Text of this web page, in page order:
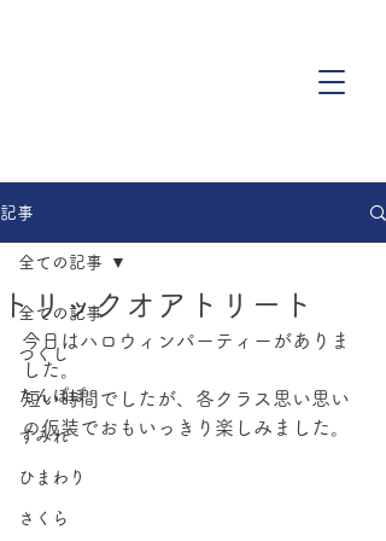
記事
全ての記事
つくし
たんぽぽ
すみれ
ひまわり
さくら
全ての記事
トリックオアトリート
今日はハロウィンパーティーがありま
した。
短い時間でしたが、各クラス思い思い
の仮装でおもいっきり楽しみました。